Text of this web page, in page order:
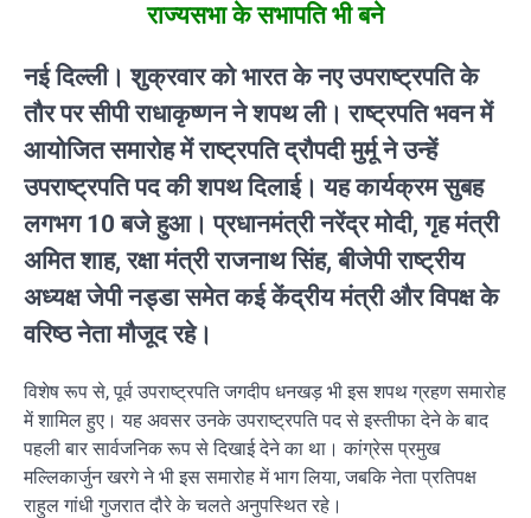
राज्यसभा के सभापति भी बने
नई दिल्ली। शुक्रवार को भारत के नए उपराष्ट्रपति के
तौर पर सीपी राधाकृष्णन ने शपथ ली। राष्ट्रपति भवन में
आयोजित समारोह में राष्ट्रपति द्रौपदी मुर्मू ने उन्हें
उपराष्ट्रपति पद की शपथ दिलाई। यह कार्यक्रम सुबह
लगभग 10 बजे हुआ। प्रधानमंत्री नरेंद्र मोदी, गृह मंत्री
अमित शाह, रक्षा मंत्री राजनाथ सिंह, बीजेपी राष्ट्रीय
अध्यक्ष जेपी नड्डा समेत कई केंद्रीय मंत्री और विपक्ष के
वरिष्ठ नेता मौजूद रहे।
विशेष रूप से, पूर्व उपराष्ट्रपति जगदीप धनखड़ भी इस शपथ ग्रहण समारोह
में शामिल हुए। यह अवसर उनके उपराष्ट्रपति पद से इस्तीफा देने के बाद
पहली बार सार्वजनिक रूप से दिखाई देने का था। कांग्रेस प्रमुख
मल्लिकार्जुन खरगे ने भी इस समारोह में भाग लिया, जबकि नेता प्रतिपक्ष
राहुल गांधी गुजरात दौरे के चलते अनुपस्थित रहे।